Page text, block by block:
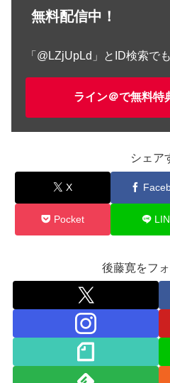
無料配信中！
「@LZjUpLd」とID検索で
ライン＠で無料特
シェア
X
Pocket
後藤寛をフ